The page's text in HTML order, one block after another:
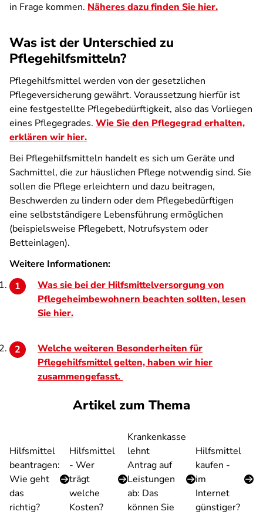
in Frage kommen. Näheres dazu finden Sie hier.
Was ist der Unterschied zu
Pflegehilfsmitteln?
Pflegehilfsmittel werden von der gesetzlichen
Pflegeversicherung gewährt. Voraussetzung hierfür ist
eine festgestellte Pflegebedürftigkeit, also das Vorliegen
eines Pflegegrades. Wie Sie den Pflegegrad erhalten,
erklären wir hier.
Bei Pflegehilfsmitteln handelt es sich um Geräte und
Sachmittel, die zur häuslichen Pflege notwendig sind. Sie
sollen die Pflege erleichtern und dazu beitragen,
Beschwerden zu lindern oder dem Pflegebedürftigen
eine selbstständigere Lebensführung ermöglichen
(beispielsweise Pflegebett, Notrufsystem oder
Betteinlagen).
Weitere Informationen:
Was sie bei der Hilfsmittelversorgung von
Pflegeheimbewohnern beachten sollten, lesen
Sie hier.
Welche weiteren Besonderheiten für
Pflegehilfsmittel gelten, haben wir hier
zusammengefasst.
Artikel zum Thema
Hilfsmittel
beantragen:
Wie geht
das
richtig?
Hilfsmittel
- Wer
trägt
welche
Kosten?
Krankenkasse
lehnt
Antrag auf
Leistungen
ab: Das
können Sie
Hilfsmittel
kaufen -
im
Internet
günstiger?